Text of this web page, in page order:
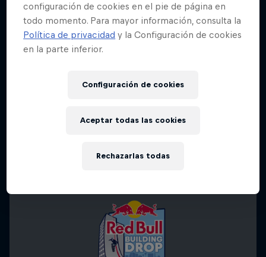
configuración de cookies en el pie de página en
todo momento. Para mayor información, consulta la
Política de privacidad y la Configuración de cookies
en la parte inferior.
Configuración de cookies
Rechazarlas todas
Aceptar todas las cookies